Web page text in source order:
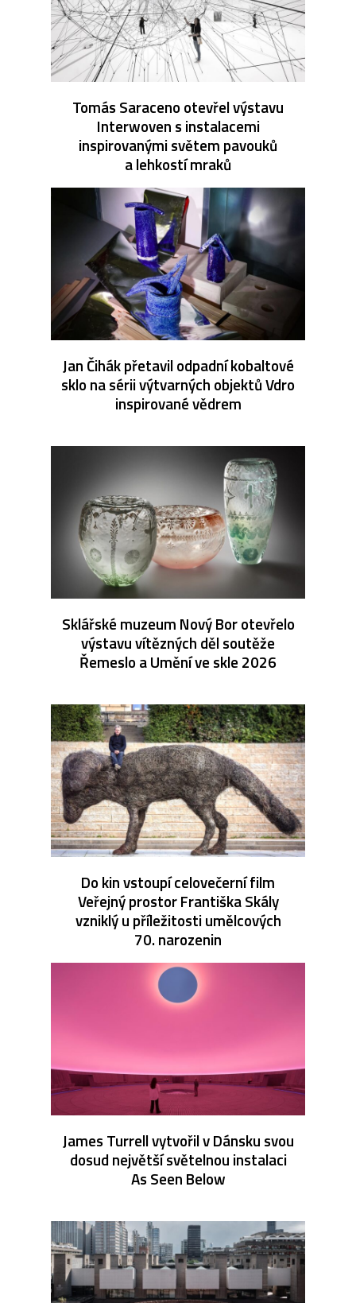
Tomás Saraceno otevřel výstavu
Interwoven s instalacemi
inspirovanými světem pavouků
a lehkostí mraků
Jan Čihák přetavil odpadní kobaltové
sklo na sérii výtvarných objektů Vdro
inspirované vědrem
Sklářské muzeum Nový Bor otevřelo
výstavu vítězných děl soutěže
Řemeslo a Umění ve skle 2026
Do kin vstoupí celovečerní film
Veřejný prostor Františka Skály
vzniklý u příležitosti umělcových
70. narozenin
James Turrell vytvořil v Dánsku svou
dosud největší světelnou instalaci
As Seen Below